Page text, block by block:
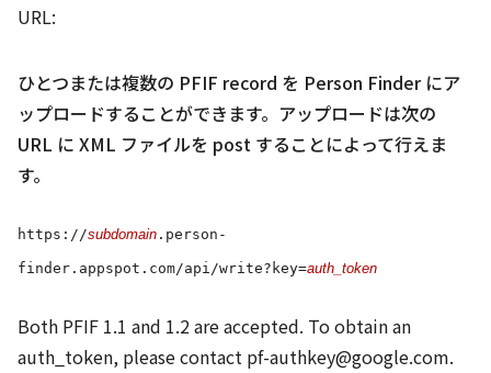
URL:
ひとつまたは複数の PFIF record を Person Finder にア
ップロードすることができます。アップロードは次の
URL に XML ファイルを post することによって行えま
す。
https://subdomain .person-
finder.appspot.com/api/write?key=auth_token
Both PFIF 1.1 and 1.2 are accepted. To obtain an
auth_token, please contact pf-authkey@google.com.